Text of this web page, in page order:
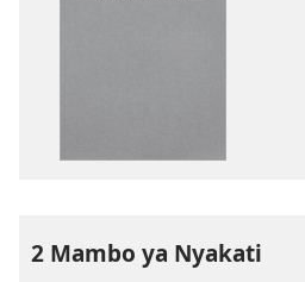
2 Mambo ya Nyakati